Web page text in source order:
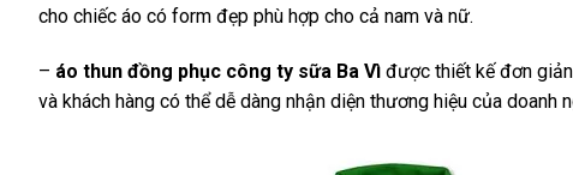
cho chiếc áo có form đẹp phù hợp cho cả nam và nữ.
– áo thun đồng phục công ty sữa Ba Vì được thiết kế đơn
và khách hàng có thể dễ dàng nhận diện thương hiệu của doanh